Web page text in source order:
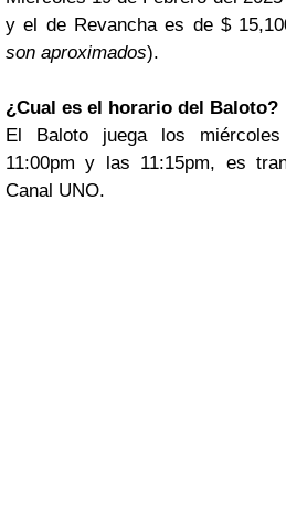
y el de Revancha es de $
son aproximados).
¿Cual es el horario del Baloto?
El Baloto juega los
11:00pm y las 11:15pm, es
Canal UNO.